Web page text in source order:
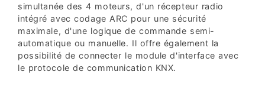
simultanée des 4 moteurs, d'un récepteur radio
intégré avec codage ARC pour une sécurité
maximale, d'une logique de commande semi-
automatique ou manuelle. Il offre également la
possibilité de connecter le module d'interface avec
le protocole de communication KNX.